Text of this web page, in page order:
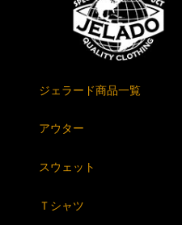
ジェラード商品一覧
アウター
スウェット
Ｔシャツ